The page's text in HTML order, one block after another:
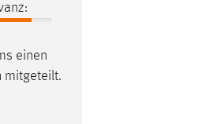
einen
mitgeteilt.